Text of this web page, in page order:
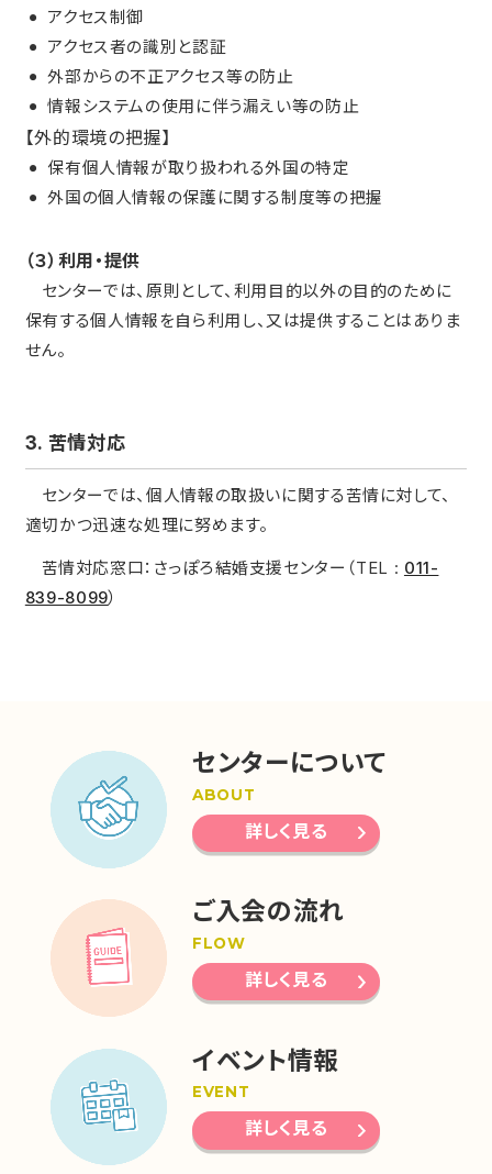
アクセス制御
アクセス者の識別と認証
外部からの不正アクセス等の防止
情報システムの使用に伴う漏えい等の防止
【外的環境の把握】
保有個人情報が取り扱われる外国の特定
外国の個人情報の保護に関する制度等の把握
（３）利用・提供
センターでは、原則として、利用目的以外の目的のために
保有する個人情報を自ら利用し、又は提供することはありま
せん。
3. 苦情対応
センターでは、個人情報の取扱いに関する苦情に対して、
適切かつ迅速な処理に努めます。
苦情対応窓口：さっぽろ結婚支援センター（TEL : 011-
839-8099）
センターについて
ABOUT
詳しく見る
ご入会の流れ
FLOW
詳しく見る
イベント情報
EVENT
詳しく見る